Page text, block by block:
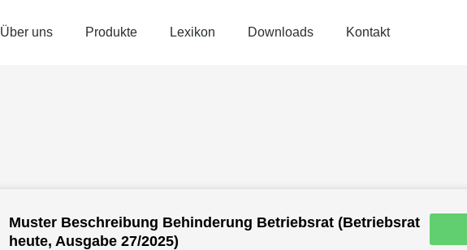
Über uns Produkte Lexikon Downloads Kontakt
Muster Beschreibung Behinderung Betriebsrat (Betriebsrat
heute, Ausgabe 27/2025)